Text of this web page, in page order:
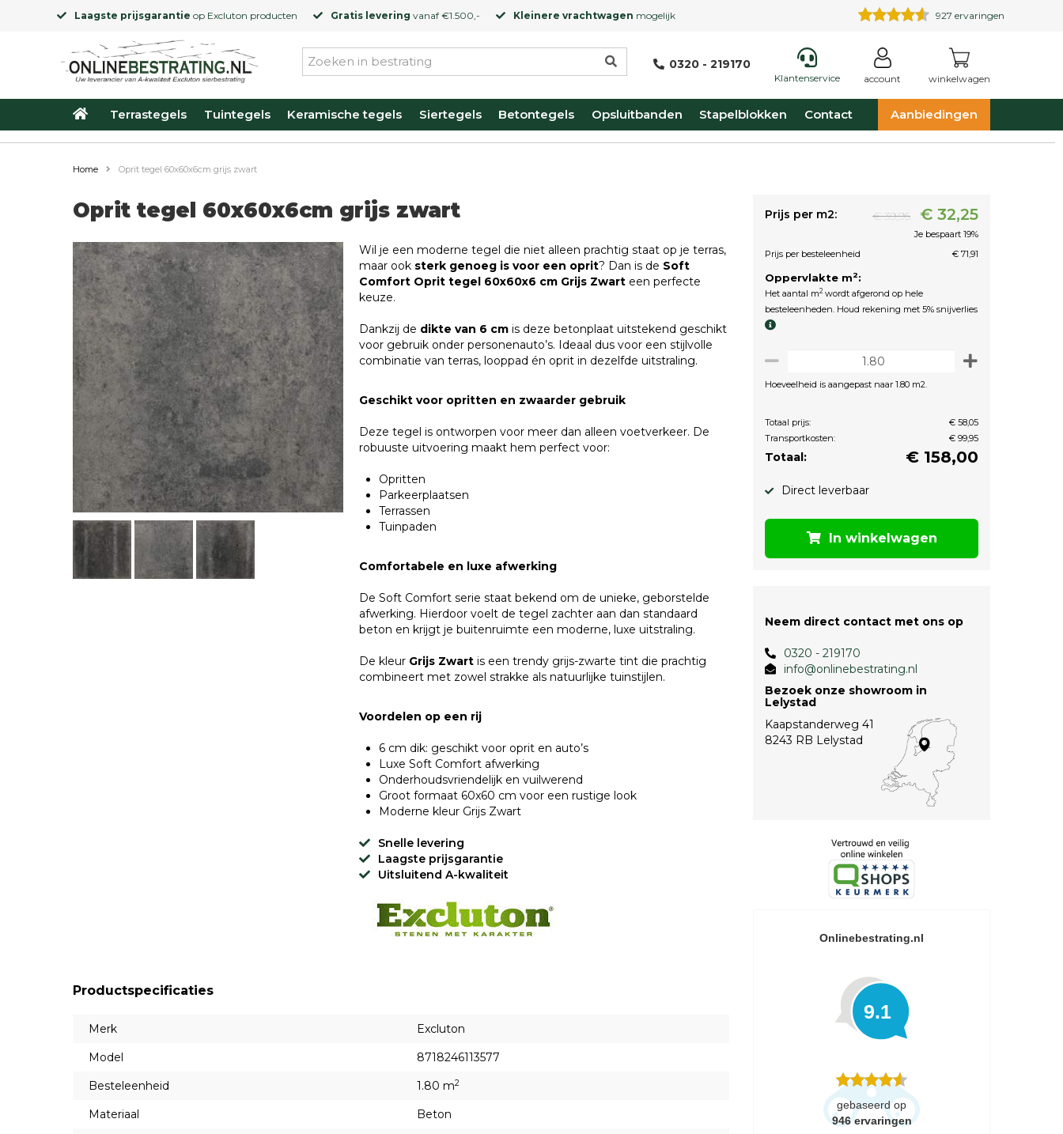
Laagste prijsgarantie op Excluton producten Gratis levering vanaf €1.500,- Kleinere vrachtwagen mogelijk 927 ervaringen
0320 - 219170
Klantenservice account winkelwagen
Terrastegels Tuintegels Keramische tegels Siertegels Betontegels Opsluitbanden Stapelblokken Contact Aanbiedingen
Home Oprit tegel 60x60x6cm grijs zwart
Oprit tegel 60x60x6cm grijs zwart
Wil je een moderne tegel die niet alleen prachtig staat op je terras,
maar ook sterk genoeg is voor een oprit? Dan is de Soft
Comfort Oprit tegel 60x60x6 cm Grijs Zwarteen perfecte
keuze.
Dankzij de dikte van 6 cmis deze betonplaat uitstekend geschikt
voor gebruik onder personenauto’s. Ideaal dus voor een stijlvolle
combinatie van terras, looppad én oprit in dezelfde uitstraling.
Geschikt voor opritten en zwaarder gebruik
Deze tegel is ontworpen voor meer dan alleen voetverkeer. De
robuuste uitvoering maakt hem perfect voor:
Opritten
Parkeerplaatsen
Terrassen
Tuinpaden
Comfortabele en luxe afwerking
De Soft Comfort serie staat bekend om de unieke, geborstelde
afwerking. Hierdoor voelt de tegel zachter aan dan standaard
beton en krijgt je buitenruimte een moderne, luxe uitstraling.
De kleur Grijs Zwartis een trendy grijs-zwarte tint die prachtig
combineert met zowel strakke als natuurlijke tuinstijlen.
Voordelen op een rij
6 cm dik: geschikt voor oprit en auto’s
Luxe Soft Comfort afwerking
Onderhoudsvriendelijk en vuilwerend
Groot formaat 60x60 cm voor een rustige look
Moderne kleur Grijs Zwart
Snelle levering
Laagste prijsgarantie
Uitsluitend A-kwaliteit
Productspecificaties
Merk
Excluton
Model
8718246113577
Besteleenheid
1.80 m2
Materiaal
Beton
Prijs per m2: € 39,95 € 32,25
Je bespaart 19%
Prijs per besteleenheid
€ 71,91
Oppervlakte m2:
Het aantal m2 wordt afgerond op hele
besteleenheden. Houd rekening met 5% snijverlies
Hoeveelheid is aangepast naar 1.80 m2.
Totaal prijs:
€ 58,05
Transportkosten:
€ 99,95
Totaal: € 158,00
Direct leverbaar
In winkelwagen
Neem direct contact met ons op
0320 - 219170
info@onlinebestrating.nl
Bezoek onze showroom in
Lelystad
Kaapstanderweg 41
8243 RB Lelystad
Onlinebestrating.nl
9.1
gebaseerd op
946 ervaringen